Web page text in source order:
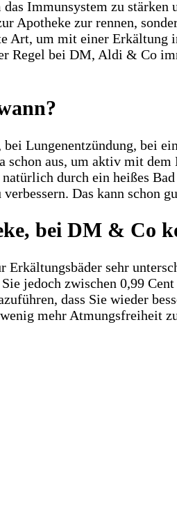
Immunsystem zu
Apotheke zur rennen,
Art, um mit einer Erkältung
Regel bei DM, Aldi & Co
Lungenentzündung, bei
aus, um aktiv mit
durch ein heißes
Das kann schon
bei DM & Co
sehr
jedoch zwischen 0,99
dass Sie wieder
mehr Atmungsfreiheit